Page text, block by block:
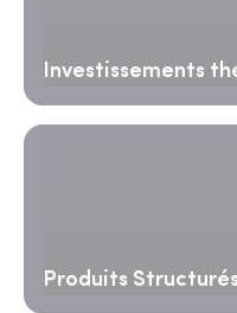
Investissements
Produits Structurés